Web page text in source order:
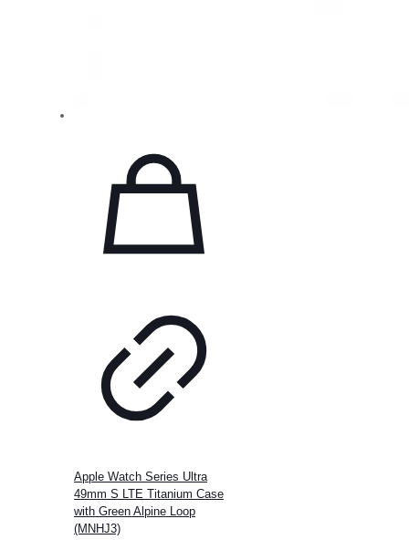
Apple Watch Series Ultra
49mm S LTE Titanium Case
with Green Alpine Loop
(MNHJ3)